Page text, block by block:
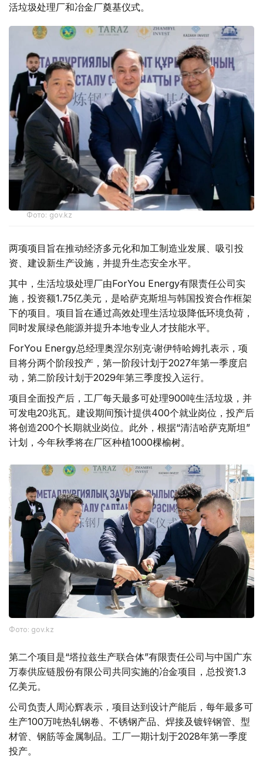
活垃圾处理厂和冶金厂奠基仪式。
Фото: gov.kz
两项项目旨在推动经济多元化和加工制造业发展、吸引投
资、建设新生产设施，并提升生态安全水平。
其中，生活垃圾处理厂由ForYou Energy有限责任公司实
施，投资额1.75亿美元，是哈萨克斯坦与韩国投资合作框架
下的项目。项目旨在通过高效处理生活垃圾降低环境负荷，
同时发展绿色能源并提升本地专业人才技能水平。
ForYou Energy总经理奥涅尔别克·谢伊特哈姆扎表示，项
目将分两个阶段投产，第一阶段计划于2027年第一季度启
动，第二阶段计划于2029年第三季度投入运行。
项目全面投产后，工厂每天最多可处理900吨生活垃圾，并
可发电20兆瓦。建设期间预计提供400个就业岗位，投产后
将创造200个长期就业岗位。此外，根据“清洁哈萨克斯坦”
计划，今年秋季将在厂区种植1000棵榆树。
Фото: gov.kz
第二个项目是“塔拉兹生产联合体”有限责任公司与中国广东
万泰供应链股份有限公司共同实施的冶金项目，总投资1.3
亿美元。
公司负责人周沁辉表示，项目达到设计产能后，每年最多可
生产100万吨热轧钢卷、不锈钢产品、焊接及镀锌钢管、型
材管、钢筋等金属制品。工厂一期计划于2028年第一季度
投产。